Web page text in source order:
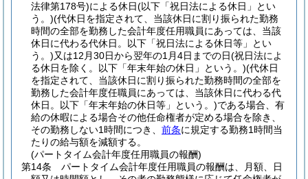
法律第178号)による休日(以下「祝日法による休日」とい
う。)(代休日を指定されて、当該休日に割り振られた勤務
時間の全部を勤務した会計年度任用職員にあっては、当該
休日に代わる代休日。以下「祝日法による休日等」とい
う。)又は12月30日から翌年の1月4日までの日(祝日法によ
る休日を除く。以下「年末年始の休日」という。)(代休日
を指定されて、当該休日に割り振られた勤務時間の全部を
勤務した会計年度任職員にあっては、当該休日に代わる代
休日。以下「年末年始の休日等」という。)である場合、有
給の休暇による場合その他任命権者が定める場合を除き、
その勤務しない1時間につき、 前条に規定する勤務1時間当
たりの給与額を減額する。
(パートタイム会計年度任用職員の報酬)
第14条
パートタイム会計年度任用職員の報酬は、月額、日